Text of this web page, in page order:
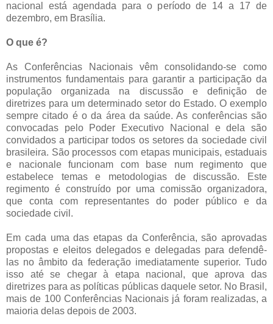
nacional está agendada para o período de 14 a 17 de
dezembro, em Brasília.
O que é?
As Conferências Nacionais vêm consolidando-se como
instrumentos fundamentais para garantir a participação da
população organizada na discussão e definição de
diretrizes para um determinado setor do Estado. O exemplo
sempre citado é o da área da saúde. As conferências são
convocadas pelo Poder Executivo Nacional e dela são
convidados a participar todos os setores da sociedade civil
brasileira. São processos com etapas municipais, estaduais
e nacionale funcionam com base num regimento que
estabelece temas e metodologias de discussão. Este
regimento é construído por uma comissão organizadora,
que conta com representantes do poder público e da
sociedade civil.
Em cada uma das etapas da Conferência, são aprovadas
propostas e eleitos delegados e delegadas para defendê-
las no âmbito da federação imediatamente superior. Tudo
isso até se chegar à etapa nacional, que aprova das
diretrizes para as políticas públicas daquele setor. No Brasil,
mais de 100 Conferências Nacionais já foram realizadas, a
maioria delas depois de 2003.